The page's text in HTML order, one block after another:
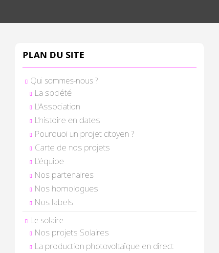
PLAN DU SITE
Qui sommes-nous ?
La société
L’Association
L’histoire en dates
Pourquoi un projet citoyen ?
Carte de nos projets
L’équipe
Nos partenaires
Nos homologues
Nos labels
Le solaire
Nos projets Solaires
La production photovoltaïque en direct